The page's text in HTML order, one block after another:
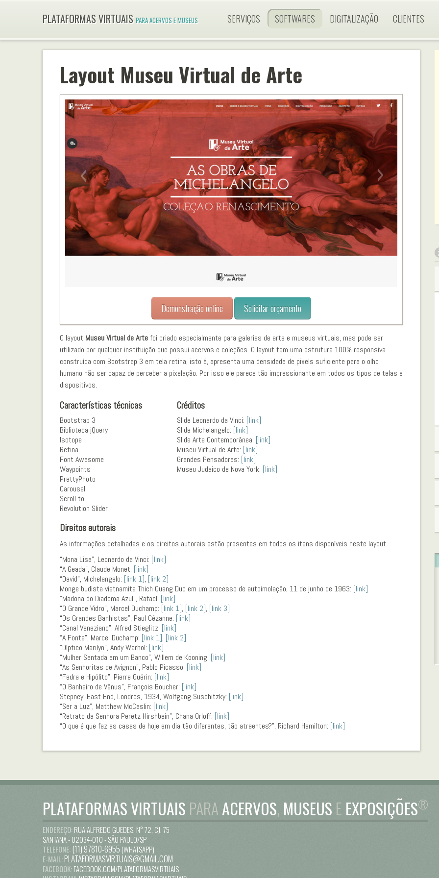
PLATAFORMAS VIRTUAIS PARA ACERVOS E MUSEUS SERVIÇOS SOFTWARES DIGITALIZAÇÃO CLIENTES
Layout Museu Virtual de Arte
‹ ›
Demonstração online Solicitar orçamento
O layout Museu Virtual de Artefoi criado especialmente para galerias de arte e museus virtuais, mas pode ser
utilizado por qualquer instituição que possui acervos e coleções. O layout tem uma estrutura 100% responsiva
construída com Bootstrap 3 em tela retina, isto é, apresenta uma densidade de pixels suficiente para o olho
humano não ser capaz de perceber a pixelação. Por isso ele parece tão impressionante em todos os tipos de telas e
dispositivos.
Características técnicas
Bootstrap 3
Biblioteca jQuery
Isotope
Retina
Font Awesome
Waypoints
PrettyPhoto
Carousel
Scroll to
Revolution Slider
Créditos
Slide Leonardo da Vinci: [link]
Slide Michelangelo: [link]
Slide Arte Contemporânea: [link]
Museu Virtual de Arte: [link]
Grandes Pensadores: [link]
Museu Judaico de Nova York: [link]
Direitos autorais
As informações detalhadas e os direitos autorais estão presentes em todos os itens disponíveis neste layout.
“Mona Lisa”, Leonardo da Vinci: [link]
“A Geada”, Claude Monet: [link]
“David”, Michelangelo: [link 1], [link 2]
Monge budista vietnamita Thich Quang Duc em um processo de autoimolação, 11 de junho de 1963: [link]
“Madona do Diadema Azul”, Rafael: [link]
“O Grande Vidro”, Marcel Duchamp: [link 1], [link 2], [link 3]
“Os Grandes Banhistas”, Paul Cézanne: [link]
“Canal Veneziano”, Alfred Stieglitz: [link]
“A Fonte”, Marcel Duchamp: [link 1], [link 2]
“Díptico Marilyn”, Andy Warhol: [link]
“Mulher Sentada em um Banco”, Willem de Kooning: [link]
“As Senhoritas de Avignon”, Pablo Picasso: [link]
“Fedra e Hipólito”, Pierre Guérin: [link]
“O Banheiro de Vênus”, François Boucher: [link]
Stepney, East End, Londres, 1934, Wolfgang Suschitzky: [link]
“Ser a Luz”, Matthew McCaslin: [link]
“Retrato da Senhora Peretz Hirshbein”, Chana Orloff: [link]
“O que é que faz as casas de hoje em dia tão diferentes, tão atraentes?”, Richard Hamilton: [link]
PLATAFORMAS VIRTUAIS PARAACERVOS, MUSEUS E EXPOSIÇÕES®
ENDEREÇO:RUA ALFREDO GUEDES, N° 72, CJ. 75
SANTANA - 02034-010 - SÃO PAULO/SP
TELEFONE:(11) 97810-6955 (WHATSAPP)
E-MAIL:PLATAFORMASVIRTUAIS@GMAIL.COM
FACEBOOK:FACEBOOK.COM/PLATAFORMASVIRTUAIS